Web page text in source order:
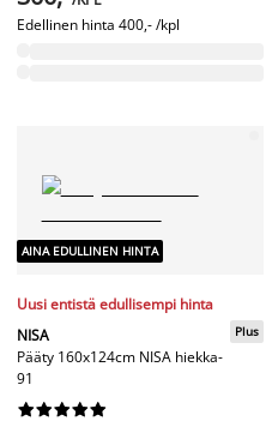
Edellinen hinta 400,- /kpl
AINA EDULLINEN HINTA
Uusi entistä edullisempi hinta
NISA
Pääty 160x124cm NISA hiekka-
91
Plus





